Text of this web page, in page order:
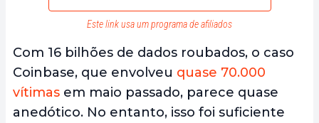
Este link usa um programa de afiliados
Com 16 bilhões de dados roubados, o caso
Coinbase, que envolveu quase 70.000
vítimas em maio passado, parece quase
anedótico. No entanto, isso foi suficiente